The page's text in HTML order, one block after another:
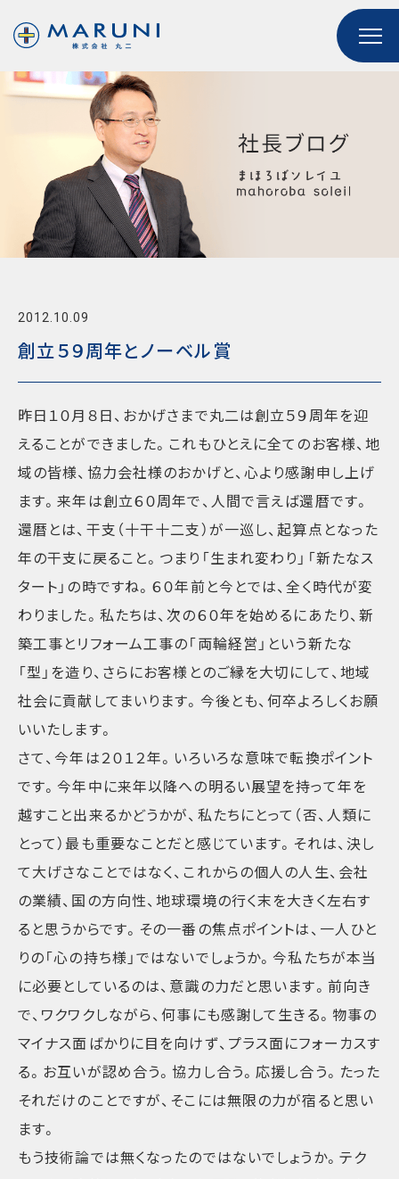
2012.10.09
創立５９周年とノーベル賞
昨日１０月８日、おかげさまで丸二は創立５９周年を迎
えることができました。これもひとえに全てのお客様、地
域の皆様、協力会社様のおかげと、心より感謝申し上げ
ます。来年は創立６０周年で、人間で言えば還暦です。
還暦とは、干支（十干十二支）が一巡し、起算点となった
年の干支に戻ること。つまり「生まれ変わり」「新たなス
タート」の時ですね。６０年前と今とでは、全く時代が変
わりました。私たちは、次の６０年を始めるにあたり、新
築工事とリフォーム工事の「両輪経営」という新たな
「型」を造り、さらにお客様とのご縁を大切にして、地域
社会に貢献してまいります。今後とも、何卒よろしくお願
いいたします。
さて、今年は２０１２年。いろいろな意味で転換ポイント
です。今年中に来年以降への明るい展望を持って年を
越すこと出来るかどうかが、私たちにとって（否、人類に
とって）最も重要なことだと感じています。それは、決し
て大げさなことではなく、これからの個人の人生、会社
の業績、国の方向性、地球環境の行く末を大きく左右す
ると思うからです。その一番の焦点ポイントは、一人ひと
りの「心の持ち様」ではないでしょうか。今私たちが本当
に必要としているのは、意識の力だと思います。前向き
で、ワクワクしながら、何事にも感謝して生きる。物事の
マイナス面ばかりに目を向けず、プラス面にフォーカスす
る。お互いが認め合う。協力し合う。応援し合う。たった
それだけのことですが、そこには無限の力が宿ると思い
ます。
もう技術論では無くなったのではないでしょうか。テク